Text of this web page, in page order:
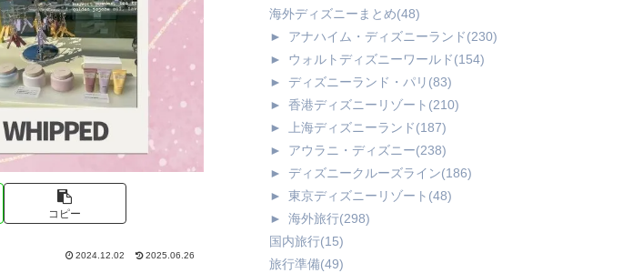
コピー
2024.12.02 2025.06.26
海外ディズニーまとめ(48)
►
アナハイム・ディズニーランド(230)
►
ウォルトディズニーワールド(154)
►
ディズニーランド・パリ (83)
►
香港ディズニーリゾート (210)
►
上海ディズニーランド(187)
►
アウラニ・ディズニー(238)
►
ディズニークルーズライン(186)
►
東京ディズニーリゾート (48)
►
海外旅行(298)
国内旅行(15)
旅行準備(49)